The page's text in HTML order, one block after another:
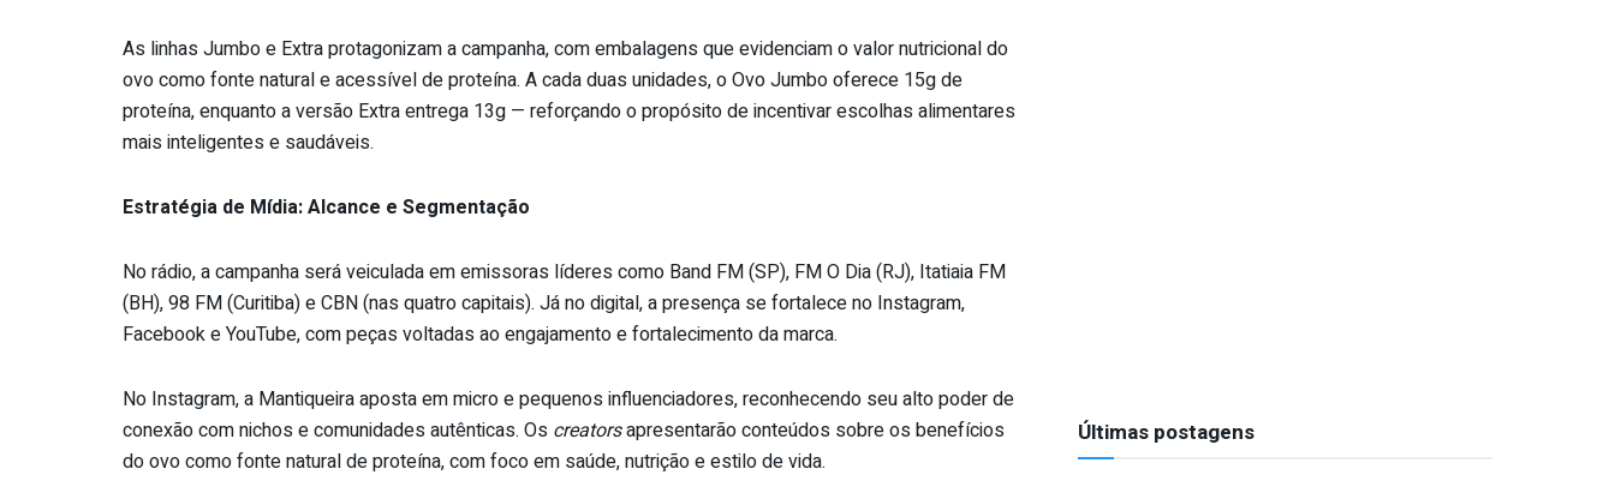
As linhas Jumbo e Extra protagonizam a campanha, com embalagens que evidenciam o valor nutricional do
ovo como fonte natural e acessível de proteína. A cada duas unidades, o Ovo Jumbo oferece 15g de
proteína, enquanto a versão Extra entrega 13g — reforçando o propósito de incentivar escolhas alimentares
mais inteligentes e saudáveis.
Estratégia de Mídia: Alcance e Segmentação
No rádio, a campanha será veiculada em emissoras líderes como Band FM (SP), FM O Dia (RJ), Itatiaia FM
(BH), 98 FM (Curitiba) e CBN (nas quatro capitais). Já no digital, a presença se fortalece no Instagram,
Facebook e YouTube, com peças voltadas ao engajamento e fortalecimento da marca.
No Instagram, a Mantiqueira aposta em micro e pequenos influenciadores, reconhecendo seu alto poder de
conexão com nichos e comunidades autênticas. Os creatorsapresentarão conteúdos sobre os benefícios
do ovo como fonte natural de proteína, com foco em saúde, nutrição e estilo de vida.
Últimas postagens